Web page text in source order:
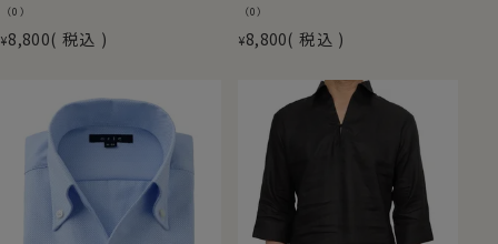
（0）
¥8,800 税込
（0）
¥8,800 税込